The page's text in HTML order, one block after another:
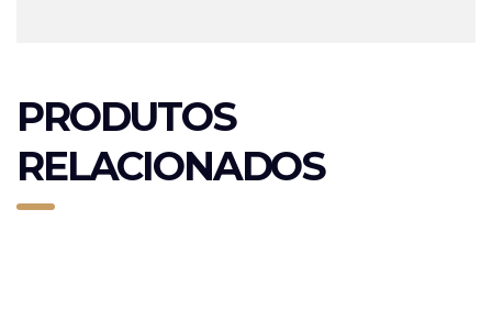
PRODUTOS
RELACIONADOS